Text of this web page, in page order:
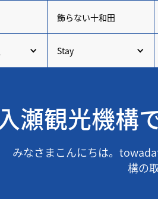
飾らない十和田
Stay
瀬観光機構
みなさまこんにちは。
構の